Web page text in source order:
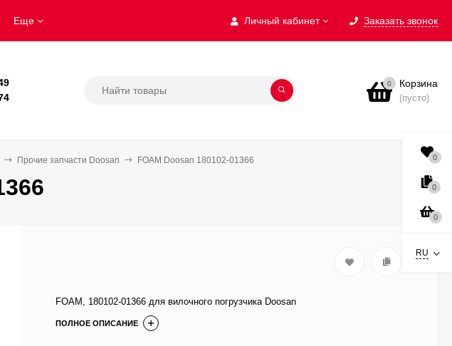
Личный кабинет Заказать звонок
Еще
0 Корзина
(пусто)
Прочие запчасти Doosan FOAM Doosan 180102-01366
FOAM, 180102-01366 для вилочного погрузчика Doosan
ПОЛНОЕ ОПИСАНИЕ
0
0
0
RU